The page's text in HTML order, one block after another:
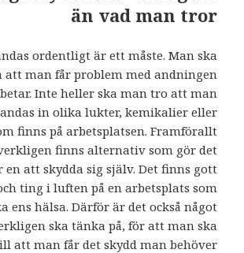
än vad man tror
ordentligt är ett måste. Man ska
man får problem med andningen
Inte heller ska man tro att man
in olika lukter, kemikalier eller
finns på arbetsplatsen. Framförallt
finns alternativ som gör det
en att skydda sig själv. Det finns gott
ting i luften på en arbetsplats som
ens hälsa. Därför är det också något
ska tänka på, för att man ska
att man får det skydd man behöver.